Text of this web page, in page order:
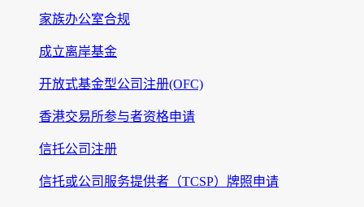
家族办公室合规
成立离岸基金
开放式基金型公司注册(OFC)
香港交易所参与者资格申请
信托公司注册
信托或公司服务提供者（TCSP）牌照申请